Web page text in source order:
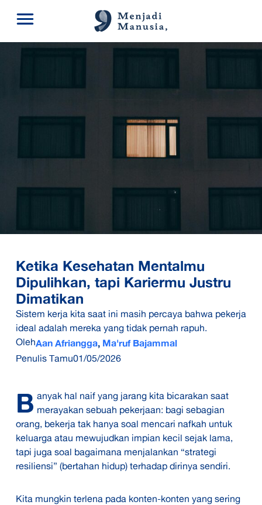
Ketika Kesehatan Mentalmu
Dipulihkan, tapi Kariermu Justru
Dimatikan
Sistem kerja kita saat ini masih percaya bahwa pekerja
ideal adalah mereka yang tidak pernah rapuh.
OlehAan Afriangga, Ma'ruf Bajammal
Penulis Tamu01/05/2026
B anyak hal naif yang jarang kita bicarakan saat
merayakan sebuah pekerjaan: bagi sebagian
orang, bekerja tak hanya soal mencari nafkah untuk
keluarga atau mewujudkan impian kecil sejak lama,
tapi juga soal bagaimana menjalankan “strategi
resiliensi” (bertahan hidup) terhadap dirinya sendiri.
Kita mungkin terlena pada konten-konten yang sering